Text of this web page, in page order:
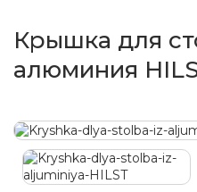
Крышка для
алюминия